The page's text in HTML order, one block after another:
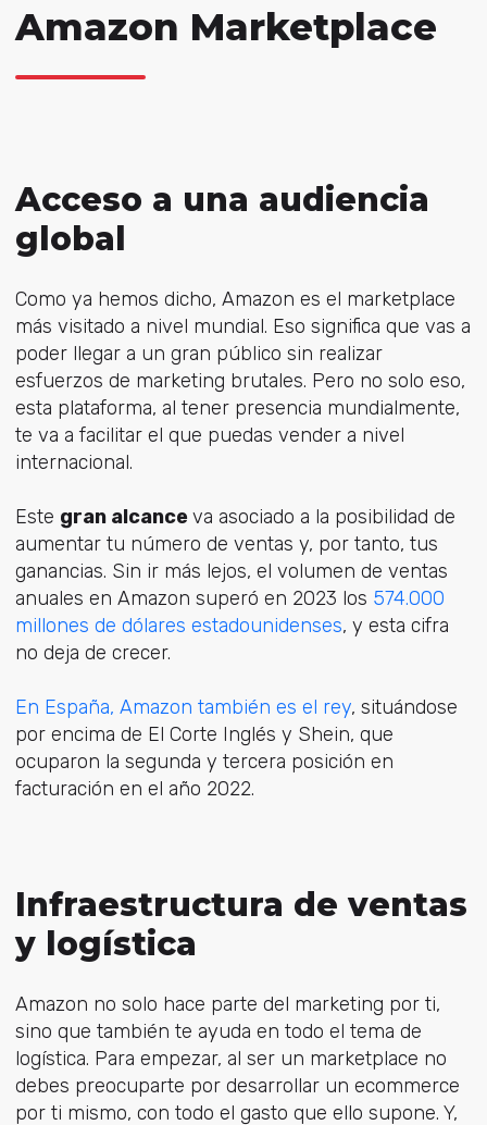
Amazon Marketplace
Acceso a una audiencia
global
Como ya hemos dicho, Amazon es el marketplace
más visitado a nivel mundial. Eso significa que vas a
poder llegar a un gran público sin realizar
esfuerzos de marketing brutales. Pero no solo eso,
esta plataforma, al tener presencia mundialmente,
te va a facilitar el que puedas vender a nivel
internacional.
Este gran alcanceva asociado a la posibilidad de
aumentar tu número de ventas y, por tanto, tus
ganancias. Sin ir más lejos, el volumen de ventas
anuales en Amazon superó en 2023 los 574.000
millones de dólares estadounidenses, y esta cifra
no deja de crecer.
En España, Amazon también es el rey, situándose
por encima de El Corte Inglés y Shein, que
ocuparon la segunda y tercera posición en
facturación en el año 2022.
Infraestructura de ventas
y logística
Amazon no solo hace parte del marketing por ti,
sino que también te ayuda en todo el tema de
logística. Para empezar, al ser un marketplace no
debes preocuparte por desarrollar un ecommerce
por ti mismo, con todo el gasto que ello supone. Y,